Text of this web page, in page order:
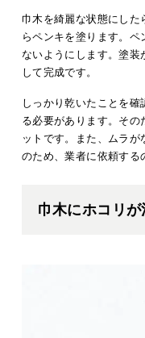
巾木を綺麗な状態にし
らペンキを塗ります。
ないようにします。塗装
して完成です。
しっかり乾いたことを
る必要があります。その
ットです。また、ムラ
のため、業者に依頼する
巾木にホコリ